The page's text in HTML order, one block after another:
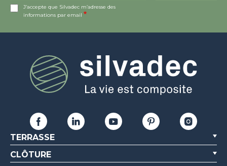
J’accepte que Silvadec m’adresse des
informations par email
TERRASSE
CLÔTURE